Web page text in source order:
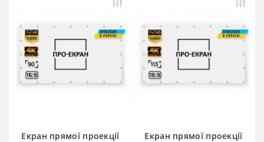
Екран прямої проекції
Екран прямої проекції